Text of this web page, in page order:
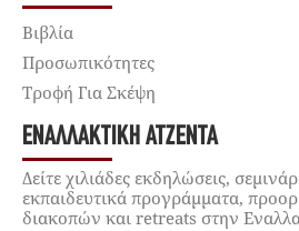
Βιβλία
Προσωπικότητες
Τροφή Για Σκέψη
ΕΝΑΛΛΑΚΤΙΚΉ ΑΤΖΈΝΤΑ
Δείτε χιλιάδες εκδηλώσεις,
εκπαιδευτικά προγράμματα,
διακοπών και retreats στην